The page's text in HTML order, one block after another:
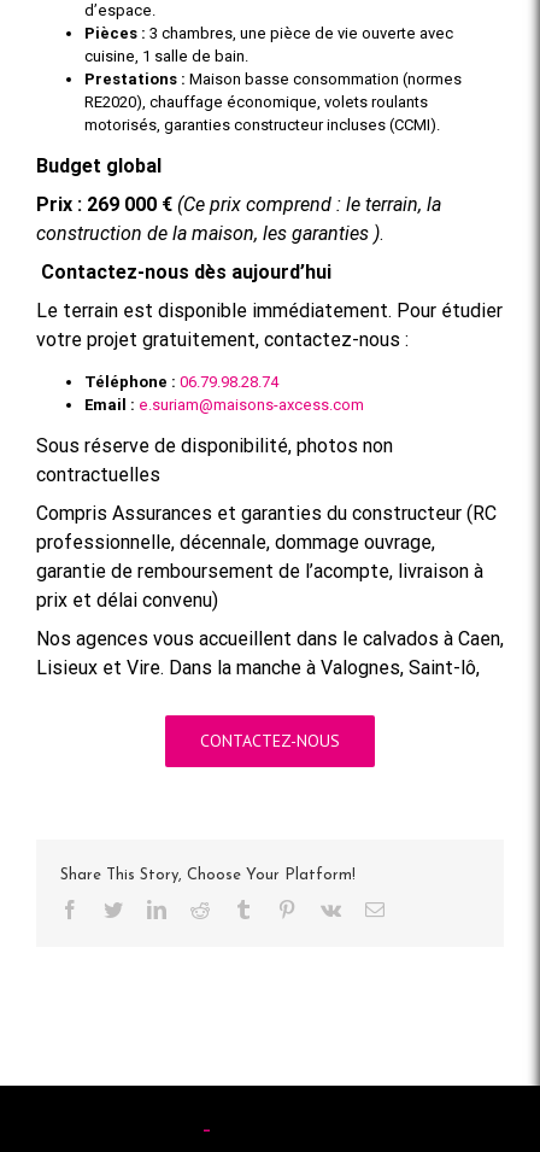
d’espace.
Pièces : 3 chambres, une pièce de vie ouverte avec
cuisine, 1 salle de bain.
Prestations : Maison basse consommation (normes
RE2020), chauffage économique, volets roulants
motorisés, garanties constructeur incluses (CCMI).
Budget global
Prix : 269 000 € (Ce prix comprend : le terrain, la
construction de la maison, les garanties ).
Contactez-nous dès aujourd’hui
Le terrain est disponible immédiatement. Pour étudier
votre projet gratuitement, contactez-nous :
Téléphone : 06.79.98.28.74
Email : e.suriam@maisons-axcess.com
Sous réserve de disponibilité, photos non
contractuelles
Compris Assurances et garanties du constructeur (RC
professionnelle, décennale, dommage ouvrage,
garantie de remboursement de l’acompte, livraison à
prix et délai convenu)
Nos agences vous accueillent dans le calvados à Caen,
Lisieux et Vire. Dans la manche à Valognes, Saint-lô,
CONTACTEZ-NOUS
Share This Story, Choose Your Platform!
Facebook
TwitterLinkedInReddit Tumblr Pinterest
Vk Email